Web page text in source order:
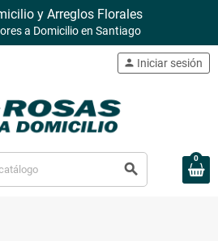
y Arreglos Florales
a Domicilio en Santiago
search
person Iniciar sesión
0